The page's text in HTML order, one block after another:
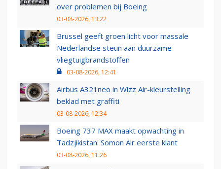
over problemen bij Boeing
03-08-2026, 13:22
Brussel geeft groen licht voor massale
Nederlandse steun aan duurzame
vliegtuigbrandstoffen
03-08-2026, 12:41
Airbus A321neo in Wizz Air-kleurstelling
beklad met graffiti
03-08-2026, 12:34
Boeing 737 MAX maakt opwachting in
Tadzjikistan: Somon Air eerste klant
03-08-2026, 11:26